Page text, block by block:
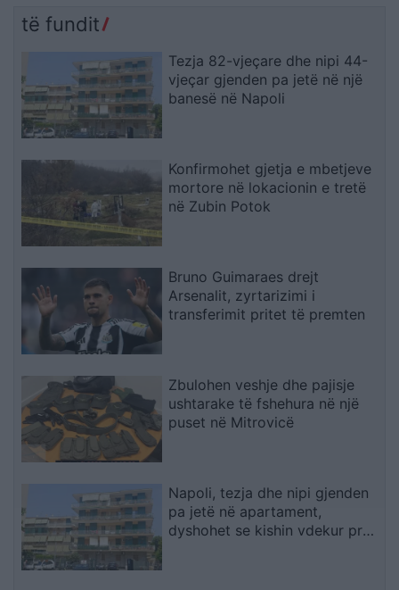
të fundit
Tezja 82-vjeçare dhe nipi 44-
vjeçar gjenden pa jetë në një
banesë në Napoli
Konfirmohet gjetja e mbetjeve
mortore në lokacionin e tretë
në Zubin Potok
Bruno Guimaraes drejt
Arsenalit, zyrtarizimi i
transferimit pritet të premten
Zbulohen veshje dhe pajisje
ushtarake të fshehura në një
puset në Mitrovicë
Napoli, tezja dhe nipi gjenden
pa jetë në apartament,
dyshohet se kishin vdekur prej